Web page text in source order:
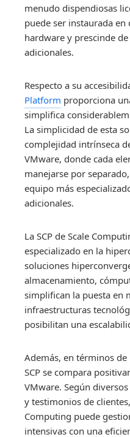
menudo dispendiosas
puede ser instaurada
hardware y prescinde
adicionales.
Respecto a su
Platform proporciona
simplifica
La simplicidad de esta
complejidad intrínseca
VMware, donde cada
manejarse por
equipo más
adicionales.
La SCP de Scale
especializado en la
soluciones
almacenamiento,
simplifican la puesta en
infraestructuras
posibilitan una
Además, en términos
SCP se compara
VMware. Según
y testimonios de
Computing puede
intensivas con una